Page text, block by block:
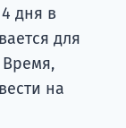
дня в
для
Время,
на